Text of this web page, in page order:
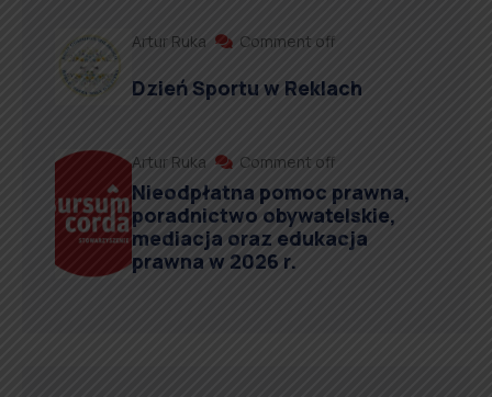
Artur Ruka Comment off
Dzień Sportu w Reklach
Artur Ruka Comment off
Nieodpłatna pomoc prawna,
poradnictwo obywatelskie,
mediacja oraz edukacja
prawna w 2026 r.